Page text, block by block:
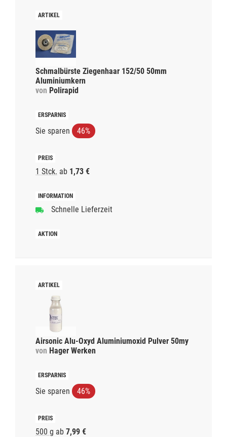
Schmalbürste Ziegenhaar 152/50 50mm
Aluminiumkern
von Polirapid
Sie sparen 46%
1 Stck. ab 1,73 €
Schnelle Lieferzeit
Airsonic Alu-Oxyd Aluminiumoxid Pulver 50my
von Hager Werken
Sie sparen 46%
500 g ab 7,99 €